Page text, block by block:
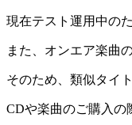
現在テスト運用中の
また、オンエア楽曲
そのため、類似タイ
CDや楽曲のご購入の